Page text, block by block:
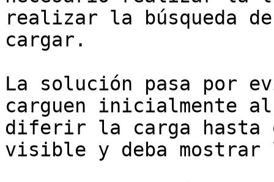
realizar la búsqueda
cargar.
La solución pasa por
carguen inicialmente
diferir la carga hasta
visible y deba mostrar